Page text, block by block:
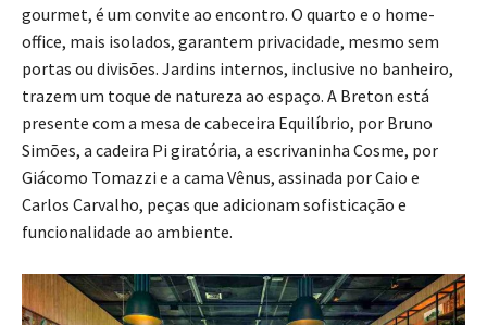
gourmet, é um convite ao encontro. O quarto e o home-
office, mais isolados, garantem privacidade, mesmo sem
portas ou divisões. Jardins internos, inclusive no banheiro,
trazem um toque de natureza ao espaço. A Breton está
presente com a mesa de cabeceira Equilíbrio, por Bruno
Simões, a cadeira Pi giratória, a escrivaninha Cosme, por
Giácomo Tomazzi e a cama Vênus, assinada por Caio e
Carlos Carvalho, peças que adicionam sofisticação e
funcionalidade ao ambiente.